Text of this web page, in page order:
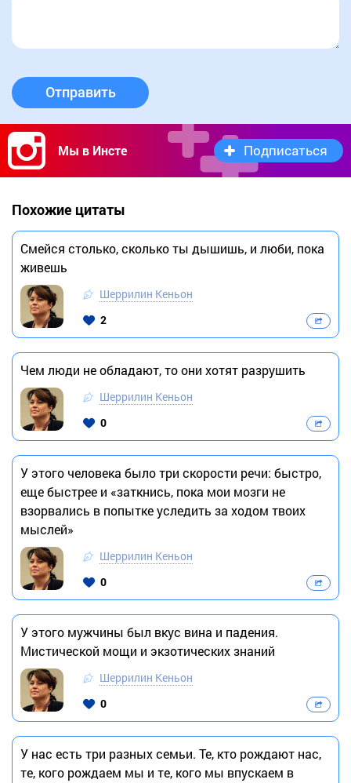
Отправить
Мы в Инсте Подписаться
Похожие цитаты
Смейся столько, сколько ты дышишь, и люби, пока
живешь
Шеррилин Кеньон
2
Чем люди не обладают, то они хотят разрушить
Шеррилин Кеньон
0
У этого человека было три скорости речи: быстро,
еще быстрее и «заткнись, пока мои мозги не
взорвались в попытке уследить за ходом твоих
мыслей»
Шеррилин Кеньон
0
У этого мужчины был вкус вина и падения.
Мистической мощи и экзотических знаний
Шеррилин Кеньон
0
У нас есть три разных семьи. Те, кто рождают нас,
те, кого рождаем мы и те, кого мы впускаем в